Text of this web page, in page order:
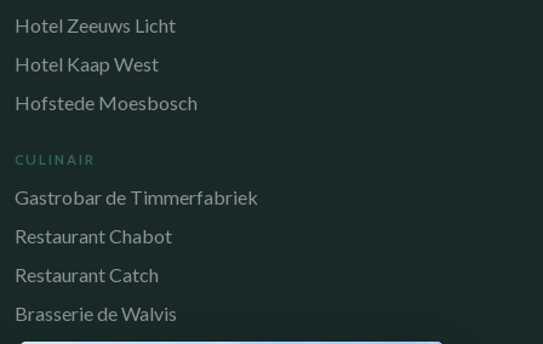
Hotel Zeeuws Licht
Hotel Kaap West
Hofstede Moesbosch
CULINAIR
Gastrobar de Timmerfabriek
Restaurant Chabot
Restaurant Catch
Brasserie de Walvis